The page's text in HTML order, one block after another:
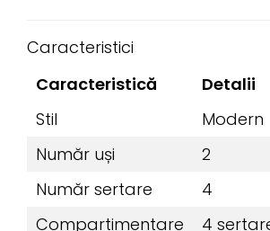
Caracteristici
Caracteristică
Detalii
Stil
Modern
Număr uși
2
Număr sertare
4
Compartimentare
4